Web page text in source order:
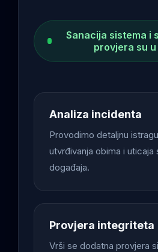
Sanacija sistema i
provjera su
Analiza incidenta
Provodimo detaljnu
utvrđivanja obima i uticaja
događaja.
Provjera integriteta
Vrši se dodatna provjera